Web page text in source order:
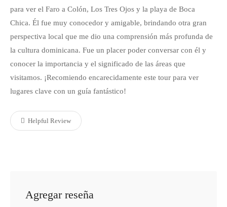
para ver el Faro a Colón, Los Tres Ojos y la playa de Boca
Chica. Él fue muy conocedor y amigable, brindando otra gran
perspectiva local que me dio una comprensión más profunda de
la cultura dominicana. Fue un placer poder conversar con él y
conocer la importancia y el significado de las áreas que
visitamos. ¡Recomiendo encarecidamente este tour para ver
lugares clave con un guía fantástico!
Helpful Review
Agregar reseña